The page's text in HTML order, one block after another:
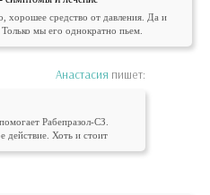
хорошее средство от давления. Да и
мы его однократно пьем.
Анастасия пишет:
Рабепразол-СЗ.
действие. Хоть и стоит